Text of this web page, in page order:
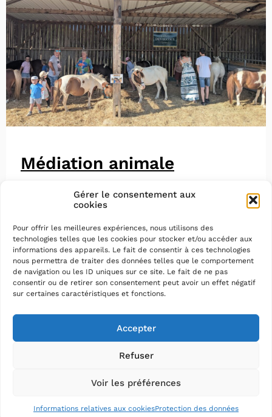
Gérer le consentement aux
cookies
Pour offrir les meilleures expériences, nous utilisons des
technologies telles que les cookies pour stocker et/ou accéder aux
informations des appareils. Le fait de consentir à ces technologies
nous permettra de traiter des données telles que le comportement
de navigation ou les ID uniques sur ce site. Le fait de ne pas
consentir ou de retirer son consentement peut avoir un effet négatif
sur certaines caractéristiques et fonctions.
Accepter
Refuser
Voir les préférences
Informations relatives aux cookiesProtection des données
Médiation animale
Protection des données